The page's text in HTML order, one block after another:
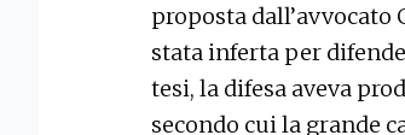
proposta
stata inferta per
tesi, la difesa aveva
secondo cui la grande